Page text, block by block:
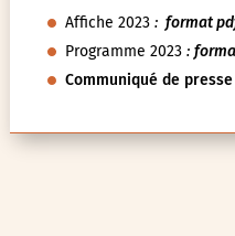
Affiche 2023: format
Programme 2023 :
Communiqué de presse